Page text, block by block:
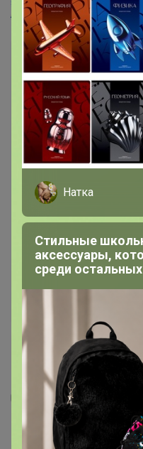
alenka
RomGil Жилет
Натка
Стильные
аксессуары,
среди